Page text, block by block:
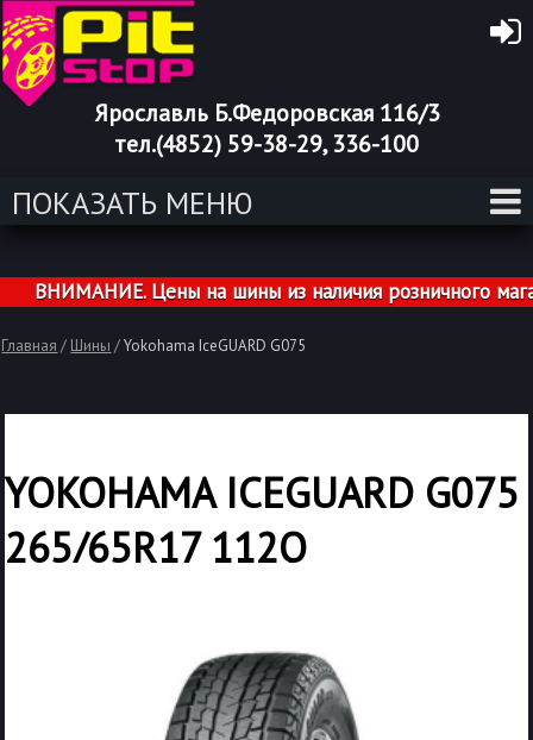
Ярославль Б.Федоровская 116/3
тел.(4852) 59-38-29, 336-100
ПОКАЗАТЬ МЕНЮ
ВНИМАНИЕ. Цены на шины из наличия розничного
Главная / Шины / Yokohama IceGUARD G075
YOKOHAMA ICEGUARD G075
265/65R17 112Q